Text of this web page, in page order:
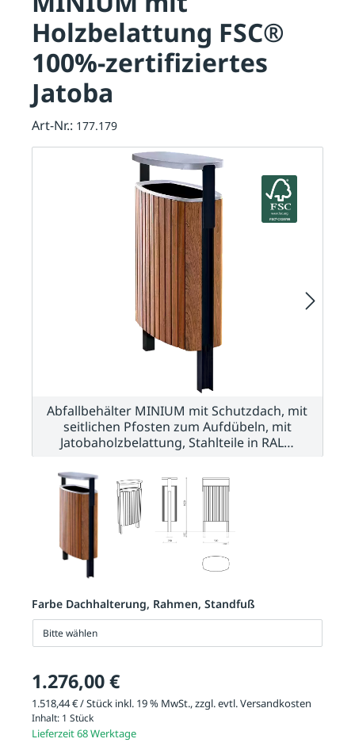
Farbe Dachhalterung, Rahmen, Standfuß
Bitte wählen
1.276,00 €
1.518,44 € / Stück inkl. 19 % MwSt., zzgl. evtl.Versandkosten
Inhalt: 1 Stück
Lieferzeit 68 Werktage
Holzbelattung FSC®
100%-zertifiziertes
Jatoba
Art-Nr.: 177.179
Abfallbehälter MINIUM mit Schutzdach, mit
seitlichen Pfosten zum Aufdübeln, mit
Jatobaholzbelattung, Stahlteile in RAL…